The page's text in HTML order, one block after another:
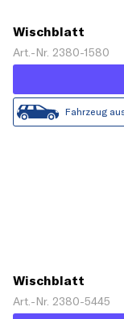
Wischblatt
Art.-Nr. 2380-1580
Fahrzeug
Wischblatt
Art.-Nr. 2380-5445